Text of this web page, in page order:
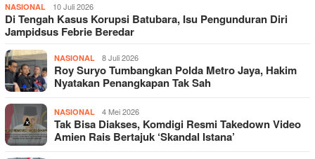
NASIONAL 10 Juli 2026
Di Tengah Kasus Korupsi Batubara, Isu Pengunduran Diri
Jampidsus Febrie Beredar
NASIONAL 8 Juli 2026
Roy Suryo Tumbangkan Polda Metro Jaya, Hakim
Nyatakan Penangkapan Tak Sah
NASIONAL 4 Mei 2026
Tak Bisa Diakses, Komdigi Resmi Takedown Video
Amien Rais Bertajuk ‘Skandal Istana’